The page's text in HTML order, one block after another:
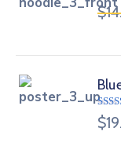
$
4.00
$